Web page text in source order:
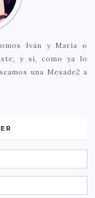
Iván y María o
y sí, como ya lo
una Mesade2 a